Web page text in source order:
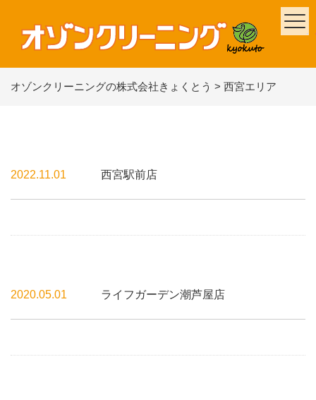
オゾンクリーニングの株式会社きょくとう > 西宮エリア
2022.11.01 西宮駅前店
2020.05.01 ライフガーデン潮芦屋店